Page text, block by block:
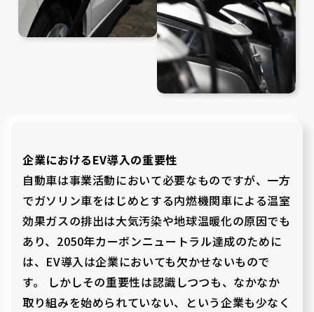
企業におけるEV導入の重要性
自動車は事業活動において必要なものですが、一方
でガソリン車をはじめとする内燃機関車による温室
効果ガスの排出は大気汚染や地球温暖化の原因でも
あり、2050年カーボンニュートラル達成のために
は、EV導入は企業においても欠かせないもので
す。 しかしその重要性は認識しつつも、なかなか
取り組みを始められていない、という企業も少なく